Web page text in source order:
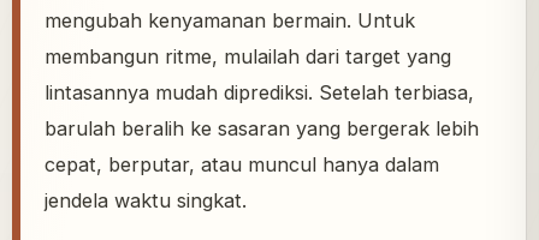
mengubah kenyamanan bermain. Untuk
membangun ritme, mulailah dari target yang
lintasannya mudah diprediksi. Setelah terbiasa,
barulah beralih ke sasaran yang bergerak lebih
cepat, berputar, atau muncul hanya dalam
jendela waktu singkat.